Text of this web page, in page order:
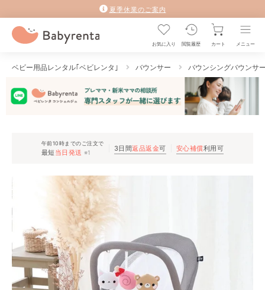
夏季休業のご案内
お気に入り 閲覧履歴 カート メニュー
ベビー用品レンタル｢ベビレンタ｣ バウンサー バウンシングバウンサ
午前10時までのご注文で
最短 当日発送 ※1 3日間返品返金可 安心補償利用可